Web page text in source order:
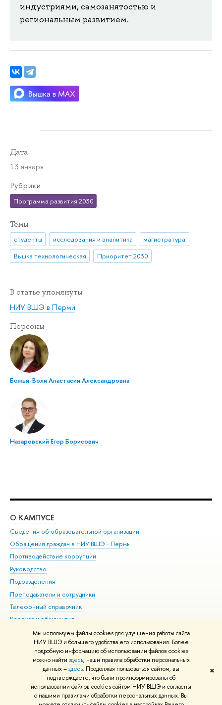
Мы используем файлы cookies для улучшения работы сайта
НИУ ВШЭ и большего удобства его использования. Более
подробную информацию об использовании файлов cookies
можно найти здесь, наши правила обработки персональных
данных –здесь. Продолжая пользоваться сайтом, вы
подтверждаете, что были проинформированы об
использовании файлов cookies сайтом НИУ ВШЭ и согласны
с нашими правилами обработки персональных данных. Вы
✖
индустриями, самозанятостью и
региональным развитием.
Дата
13 января
Рубрики
Программа развития 2030
Темы
студенты исследования и аналитика
магистратура
Вышка технологическая
Приоритет 2030
В статье упомянуты
НИУ ВШЭ в Перми
Персоны
Божья-Воля Анастасия Александровна
Назаровский Егор Борисович
О КАМПУСЕ
Сведения об образовательной организации
Обращения граждан в НИУ ВШЭ - Пермь
Противодействие коррупции
Руководство
Подразделения
Преподаватели и сотрудники
Телефонный справочник
Корпуса и общежития
ВШЭ для студентов с ограниченными возможностями
здоровья и инвалидностью
Единая платежная страница
© НИУ ВШЭ 1993–2026 Условия использования материалов Адреса
и контакты Карта сайта